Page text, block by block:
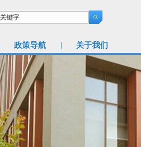
政策导航 关于我们